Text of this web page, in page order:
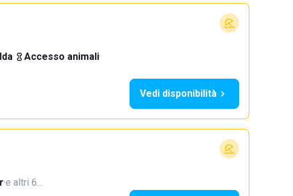
· Accesso animali·
Vedi disponibilità
·e altri 6…